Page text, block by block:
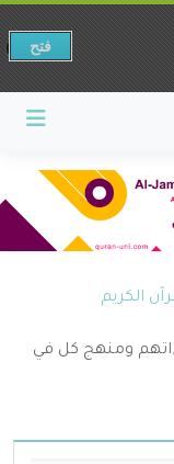
الكريم
ومنهج كل في
فتح